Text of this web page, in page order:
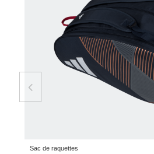
Sac de raquettes